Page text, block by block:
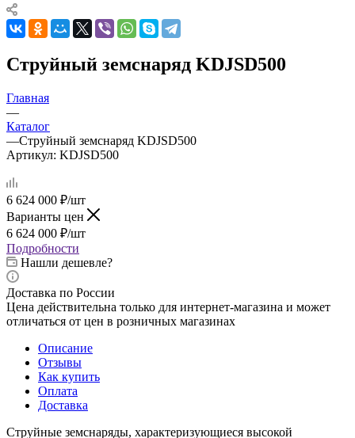
Струйный земснаряд KDJSD500
Главная
—
Каталог
—Струйный земснаряд KDJSD500
Артикул: KDJSD500
6 624 000 ₽/шт
Варианты цен
6 624 000 ₽/шт
Подробности
Нашли дешевле?
Доставка по России
Цена действительна только для интернет-магазина и может
отличаться от цен в розничных магазинах
Описание
Отзывы
Как купить
Оплата
Доставка
Струйные земснаряды, характеризующиеся высокой